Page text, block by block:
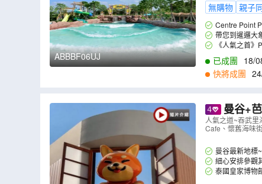
ABBBF06UJ
無購物 親子
Centre Point
方便一家同樂。
帶您到暹邏大
《人氣之首
已成團 18/
快將成團
曼谷+芭堤雅5天團 人氣之道~吞
Asiatique
5W）
人氣之道~吞武
Cafe、懷舊海味
曼谷最新地標
細心安排參觀
術和文化元素的
泰國皇家博物